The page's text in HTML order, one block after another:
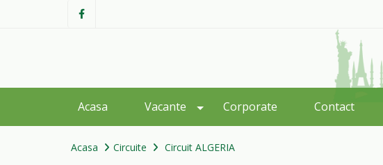
Acasa Vacante Corporate Contact
Acasa Circuite Circuit ALGERIA